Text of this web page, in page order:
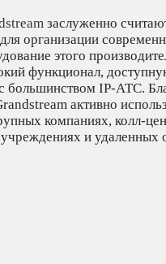
заслуженно
организации
этого
функционал,
большинством IP-АТС.
активно
компаниях, колл-
и удаленных